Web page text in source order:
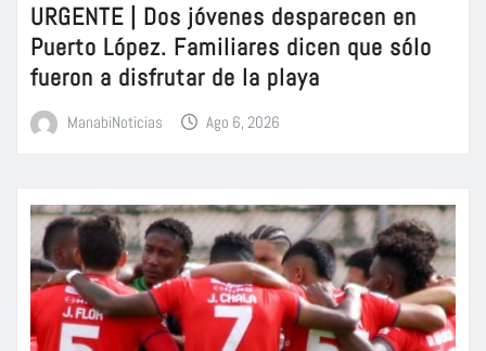
URGENTE | Dos jóvenes desparecen en
Puerto López. Familiares dicen que sólo
fueron a disfrutar de la playa
ManabiNoticias Ago 6, 2026